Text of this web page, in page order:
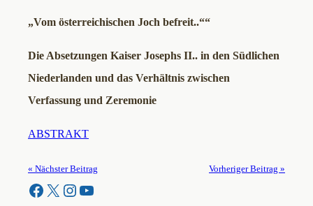
„Vom österreichischen Joch befreit..““
Die Absetzungen Kaiser Josephs II.. in den Südlichen
Niederlanden und das Verhältnis zwischen
Verfassung und Zeremonie
ABSTRAKT
« Nächster Beitrag Vorheriger Beitrag »
Facebook X Instagram YouTube